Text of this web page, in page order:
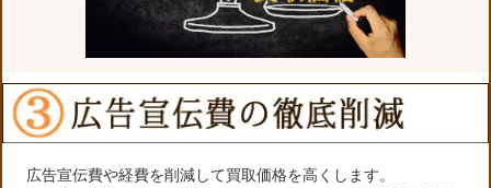
広告宣伝費や経費を削減して買取価格を高くします。